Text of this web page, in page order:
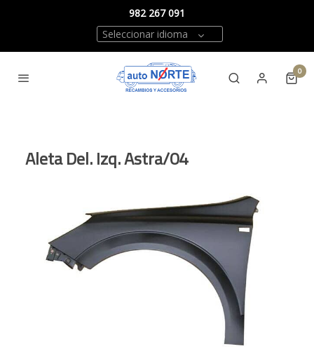
982 267 091
Seleccionar idioma
0
Aleta Del. Izq. Astra/04